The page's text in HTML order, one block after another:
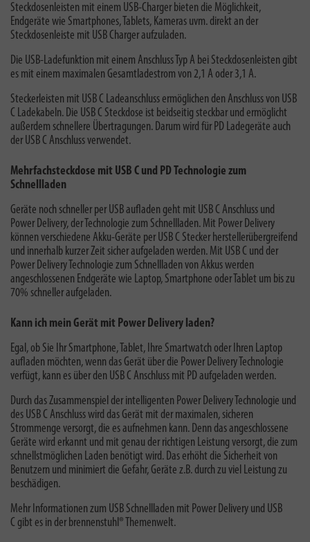
Steckdosenleisten mit einem USB-Charger bieten die Möglichkeit,
Endgeräte wie Smartphones, Tablets, Kameras uvm. direkt an der
Steckdosenleiste mit USB Charger aufzuladen.
Die USB-Ladefunktion mit einem Anschluss Typ A bei Steckdosenleisten gibt
es mit einem maximalen Gesamtladestrom von 2,1 A oder 3,1 A.
Steckerleisten mit USB C Ladeanschluss ermöglichen den Anschluss von USB
C Ladekabeln. Die USB C Steckdose ist beidseitig steckbar und ermöglicht
außerdem schnellere Übertragungen. Darum wird für PD Ladegeräte auch
der USB C Anschluss verwendet.
Mehrfachsteckdose mit USB C und PD Technologie zum
Schnellladen
Geräte noch schneller per USB aufladen geht mit USB C Anschluss und
Power Delivery, der Technologie zum Schnellladen. Mit Power Delivery
können verschiedene Akku-Geräte per USB C Stecker herstellerübergreifend
und innerhalb kurzer Zeit sicher aufgeladen werden. Mit USB C und der
Power Delivery Technologie zum Schnellladen von Akkus werden
angeschlossenen Endgeräte wie Laptop, Smartphone oder Tablet um bis zu
70% schneller aufgeladen.
Kann ich mein Gerät mit Power Delivery laden?
Egal, ob Sie Ihr Smartphone, Tablet, Ihre Smartwatch oder Ihren Laptop
aufladen möchten,wenn das Gerät über die Power Delivery Technologie
verfügt, kann es über den USB C Anschluss mit PD aufgeladen werden.
Durch das Zusammenspiel der intelligenten Power Delivery Technologie und
des USB C Anschluss wird das Gerät mit der maximalen, sicheren
Strommenge versorgt, die es aufnehmen kann. Denn das angeschlossene
Geräte wird erkannt und mit genau der richtigen Leistung versorgt, die zum
schnellstmöglichen Laden benötigt wird. Das erhöht die Sicherheit von
Benutzern und minimiert die Gefahr, Geräte z.B. durch zu viel Leistung zu
beschädigen.
Mehr Informationen zum USB Schnellladen mit Power Delivery und USB
C gibt es in der brennenstuhl® Themenwelt.